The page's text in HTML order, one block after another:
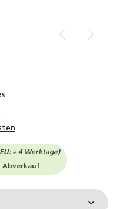
+ 4 Werktage)
Abverkauf
Wert ein